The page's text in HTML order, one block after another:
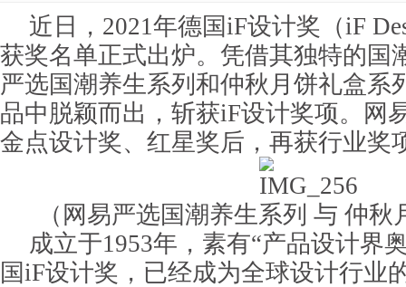
近日，2021年德国iF设计奖（iF
获奖名单正式出炉。凭借其独特的国
严选国潮养生系列和仲秋月饼礼盒系
品中脱颖而出，斩获iF设计奖项。网
金点设计奖、红星奖后，再获行业奖
（网易严选国潮养生系列 与 仲
成立于1953年，素有“产品设计界
国iF设计奖，已经成为全球设计行业